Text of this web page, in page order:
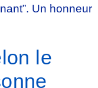
Un honneur
le